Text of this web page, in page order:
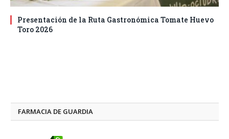
Presentación de la Ruta Gastronómica Tomate Huevo
Toro 2026
FARMACIA DE GUARDIA